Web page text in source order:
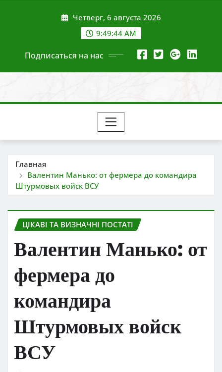
Четверг, 6 августа 2026
9:49:45 AM
Подписаться на нас
Главная
Валентин Манько: от фермера до командира
Штурмовых войск ВСУ
ЦІКАВІ ТА ВИЗНАЧНІ ПОСТАТІ
Валентин Манько: от
фермера до
командира
Штурмовых войск
ВСУ